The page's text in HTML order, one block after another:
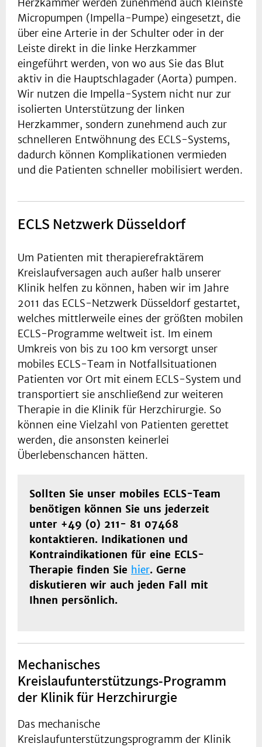
Herzkammer werden zunehmend auch kleinste
Micropumpen (Impella-Pumpe) eingesetzt, die
über eine Arterie in der Schulter oder in der
Leiste direkt in die linke Herzkammer
eingeführt werden, von wo aus Sie das Blut
aktiv in die Hauptschlagader (Aorta) pumpen.
Wir nutzen die Impella-System nicht nur zur
isolierten Unterstützung der linken
Herzkammer, sondern zunehmend auch zur
schnelleren Entwöhnung des ECLS-Systems,
dadurch können Komplikationen vermieden
und die Patienten schneller mobilisiert werden.
ECLS Netzwerk Düsseldorf
Um Patienten mit therapierefraktärem
Kreislaufversagen auch außer halb unserer
Klinik helfen zu können, haben wir im Jahre
2011 das ECLS-Netzwerk Düsseldorf gestartet,
welches mittlerweile eines der größten mobilen
ECLS-Programme weltweit ist. Im einem
Umkreis von bis zu 100 km versorgt unser
mobiles ECLS-Team in Notfallsituationen
Patienten vor Ort mit einem ECLS-System und
transportiert sie anschließend zur weiteren
Therapie in die Klinik für Herzchirurgie. So
können eine Vielzahl von Patienten gerettet
werden, die ansonsten keinerlei
Überlebenschancen hätten.
Sollten Sie unser mobiles ECLS-Team
benötigen können Sie uns jederzeit
unter +49 (0) 211- 81 07468
kontaktieren. Indikationen und
Kontraindikationen für eine ECLS-
Therapie finden Sie hier. Gerne
diskutieren wir auch jeden Fall mit
Ihnen persönlich.
Mechanisches
Kreislaufunterstützungs-Programm
der Klinik für Herzchirurgie
Das mechanische
Kreislaufunterstützungsprogramm der Klinik